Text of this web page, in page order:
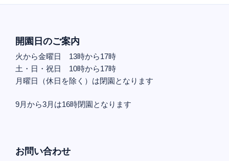
開園日のご案内
火から金曜日 13時から17時
土・日・祝日 10時から17時
月曜日（休日を除く）は閉園となります
9月から3月は16時閉園となります
お問い合わせ